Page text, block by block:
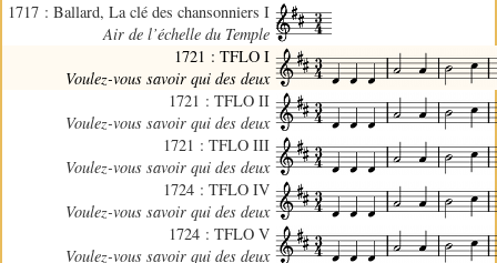
1717 : Ballard, La clé des chansonniers I
Air de l’échelle du Temple
1721 : TFLO I
Voulez-vous savoir qui des deux
1721 : TFLO II
Voulez-vous savoir qui des deux
1721 : TFLO III
Voulez-vous savoir qui des deux
1724 : TFLO IV
Voulez-vous savoir qui des deux
1724 : TFLO V
Voulez-vous savoir qui des deux